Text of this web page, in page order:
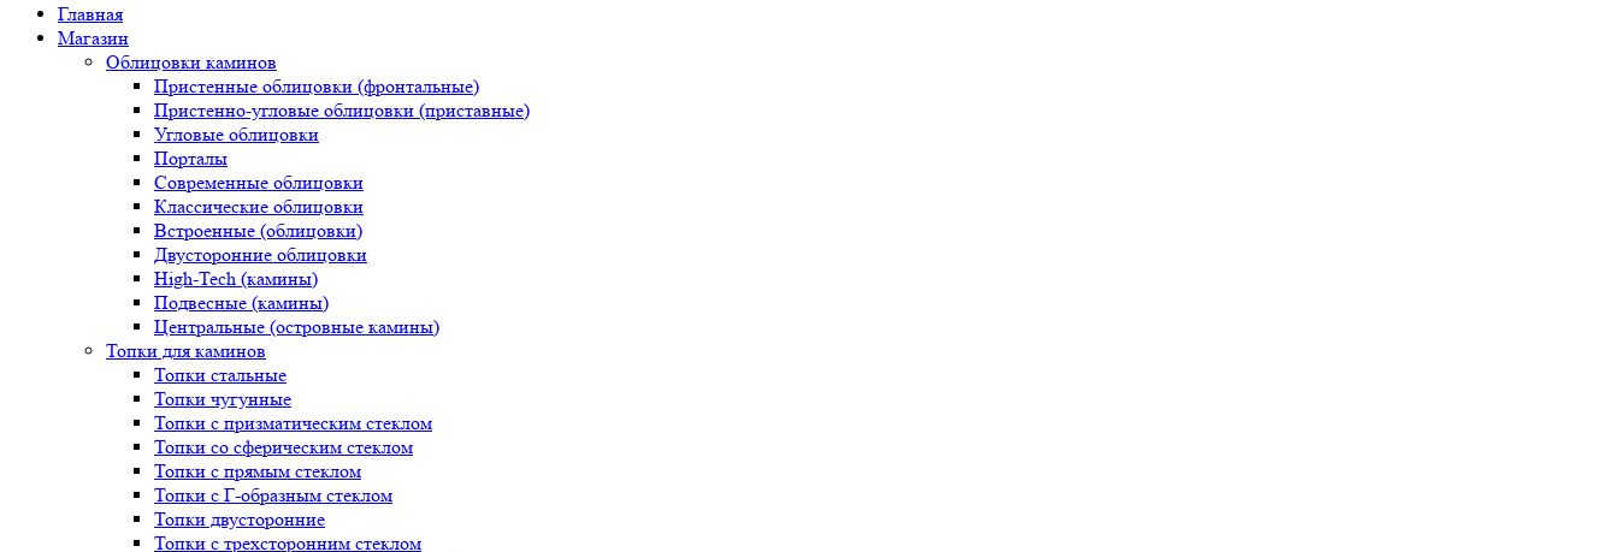
Главная
Магазин
Облицовки каминов
Пристенные облицовки (фронтальные)
Пристенно-угловые облицовки (приставные)
Угловые облицовки
Порталы
Современные облицовки
Классические облицовки
Встроенные (облицовки)
Двусторонние облицовки
High-Tech (камины)
Подвесные (камины)
Центральные (островные камины)
Топки для каминов
Топки стальные
Топки чугунные
Топки с призматическим стеклом
Топки со сферическим стеклом
Топки с прямым стеклом
Топки с Г-образным стеклом
Топки двусторонние
Топки с трехсторонним стеклом